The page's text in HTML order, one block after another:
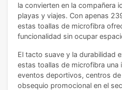
la convierten en la compañera
playas y viajes. Con apenas
estas toallas de microfibra
funcionalidad sin ocupar
El tacto suave y la durabilidad
estas toallas de microfibra una
eventos deportivos, centros
obsequio promocional en el